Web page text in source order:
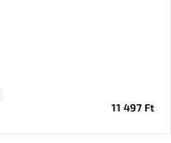
11 497 Ft